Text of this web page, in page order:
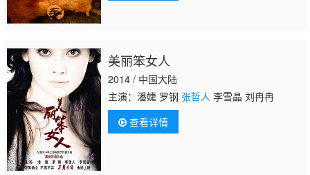
美丽笨女人
2014 / 中国大陆
主演：潘婕 罗钢 张哲人 李雪晶 刘冉冉
查看详情